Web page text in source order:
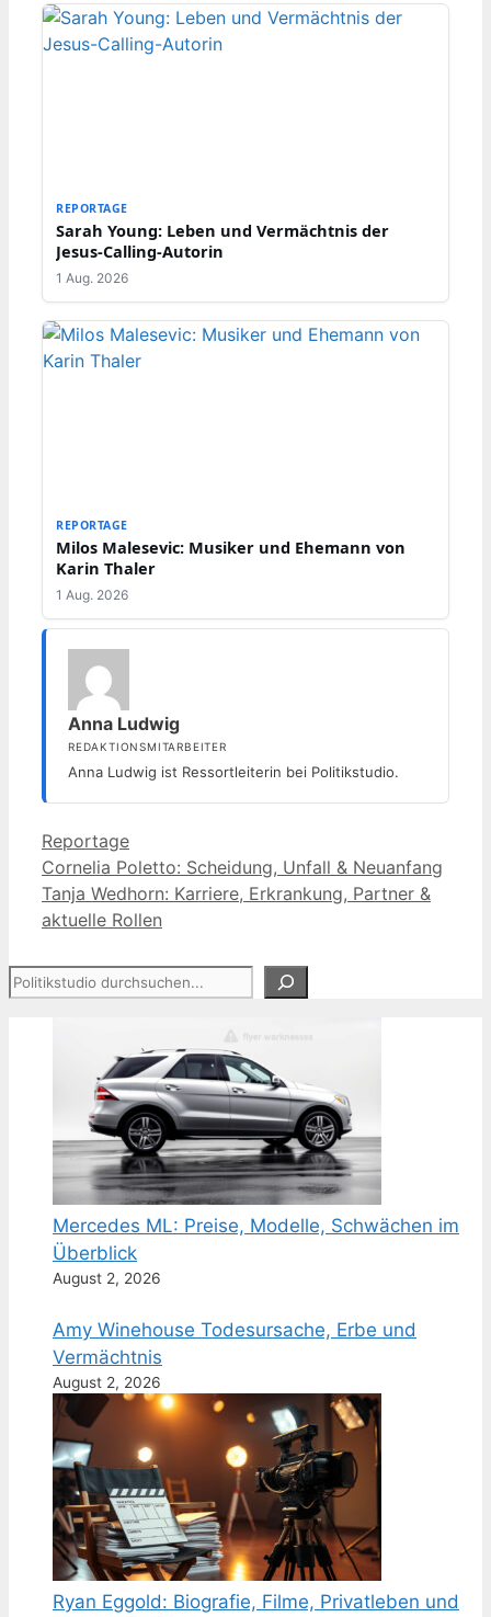
REPORTAGE
Sarah Young: Leben und Vermächtnis der
Jesus-Calling-Autorin
1 Aug. 2026
REPORTAGE
Milos Malesevic: Musiker und Ehemann von
Karin Thaler
1 Aug. 2026
Anna Ludwig
REDAKTIONSMITARBEITER
Anna Ludwig ist Ressortleiterin bei Politikstudio.
Kategorien
Reportage
Cornelia Poletto: Scheidung, Unfall & Neuanfang
Tanja Wedhorn: Karriere, Erkrankung, Partner &
aktuelle Rollen
Suchen
Mercedes ML: Preise, Modelle, Schwächen im
Überblick
August 2, 2026
Amy Winehouse Todesursache, Erbe und
Vermächtnis
August 2, 2026
Ryan Eggold: Biografie, Filme, Privatleben und